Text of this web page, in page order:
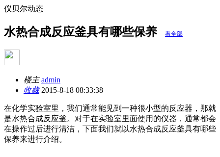
仪贝尔动态
水热合成反应釜具有哪些保养 看全部
楼主 admin
收藏2015-8-18 08:33:38
在化学实验室里，我们通常能见到一种很小型的反应器，那就
是水热合成反应釜。对于在实验室里面使用的仪器，通常都会
在操作过后进行清洁，下面我们就以水热合成反应釜具有哪些
保养来进行介绍。